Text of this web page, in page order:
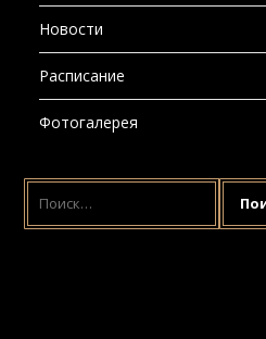
Новости
Расписание
Фотогалерея
НАЙТИ: